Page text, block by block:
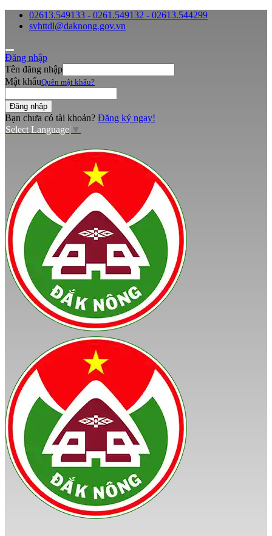
02613.549133 - 0261.549132 - 02613.544299
svhttdl@daknong.gov.vn
Đăng nhập
Tên đăng nhập
Mật khẩuQuên mật khẩu?
Bạn chưa có tài khoản? Đăng ký ngay!
Select Language ▼